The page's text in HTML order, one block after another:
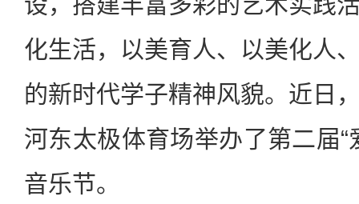
化生活，以美育人、以美化人
的新时代学子精神风貌。近日
河东太极体育场举办了第二届“
音乐节。